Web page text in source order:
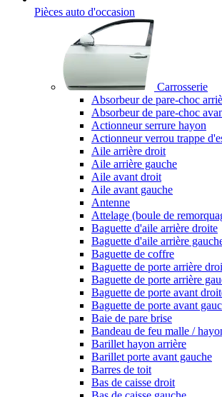
Pièces auto d'occasion
Carrosserie
Absorbeur de pare-choc
Absorbeur de pare-choc
Actionneur serrure hayon
Actionneur verrou trappe
Aile arrière droit
Aile arrière gauche
Aile avant droit
Aile avant gauche
Antenne
Attelage (boule de
Baguette d'aile arrière droite
Baguette d'aile arrière
Baguette de coffre
Baguette de porte arrière
Baguette de porte arrière
Baguette de porte avant
Baguette de porte avant
Baie de pare brise
Bandeau de feu malle /
Barillet hayon arrière
Barillet porte avant gauche
Barres de toit
Bas de caisse droit